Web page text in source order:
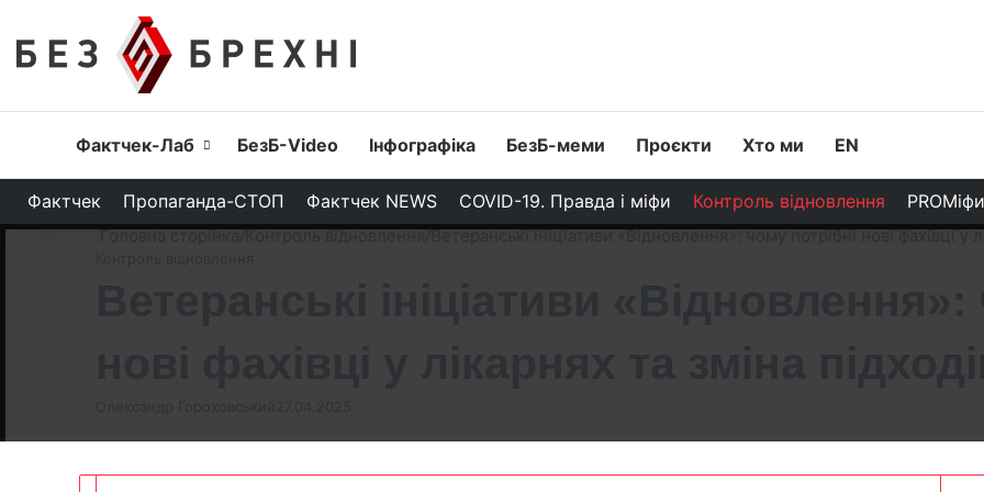
Головна
Фактчек-Лаб БезБ-Video Інфографіка БезБ-меми Проєкти Хто ми EN
Фактчек Пропаганда-СТОП Фактчек NEWS COVID-19. Правда і міфи Контроль відновлення PROМіфи
Головна сторінка/Контроль відновлення/Ветеранські ініціативи «Відновлення»: чому потрібні нові фахівці у